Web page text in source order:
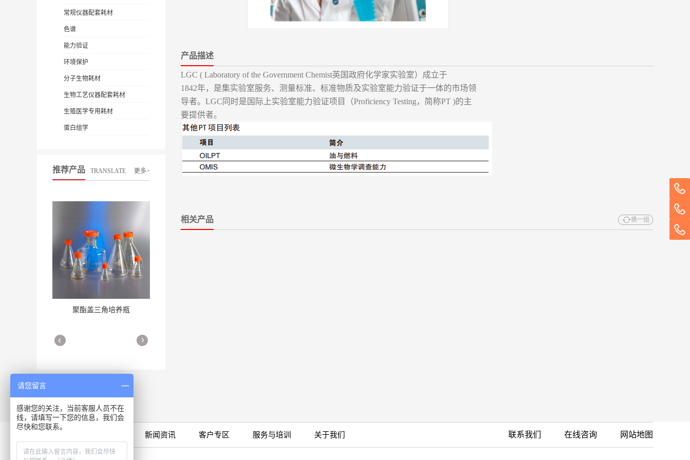
常规仪器配套耗材
色谱
能力验证
环境保护
分子生物耗材
生物工艺仪器配套耗材
生殖医学专用耗材
蛋白组学
推荐产品 TRANSLATE 更多>
聚酯盖三角培养瓶
细胞培养瓶
产品描述
LGC ( Laboratory of the Government Chemist英国政府化学家实验室）成立于
1842年，是集实验室服务、测量标准、标准物质及实验室能力验证于一体的市场领
导者。LGC同时是国际上实验室能力验证项目（Proficiency Testing，简称PT )的主
要提供者。
相关产品 换一组
新闻资讯 客户专区 服务与培训 关于我们 联系我们 在线咨询 网站地图
请您留言
感谢您的关注，当前客服人员不在
线，请填写一下您的信息，我们会
尽快和您联系。